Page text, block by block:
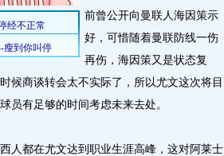
前曾公开向曼联人海因策示
好，可惜随着曼联防线一伤
再伤，海因策又是状态复
候商谈转会太不实际了，所以尤文这次将目
员有足够的时间考虑未来去处。
都在尤文达到职业生涯高峰，这对阿莱士